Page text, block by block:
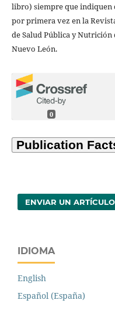
libro) siempre que indiquen
por primera vez en la
de Salud Pública y
Nuevo León.
0
ENVIAR UN ARTÍCULO
IDIOMA
English
Español (España)